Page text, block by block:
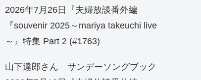
2026年7月26日『夫婦放談番外編
『souvenir 2025～mariya takeuchi live
～』特集 Part 2 (#1763)
山下達郎さん サンデーソングブック